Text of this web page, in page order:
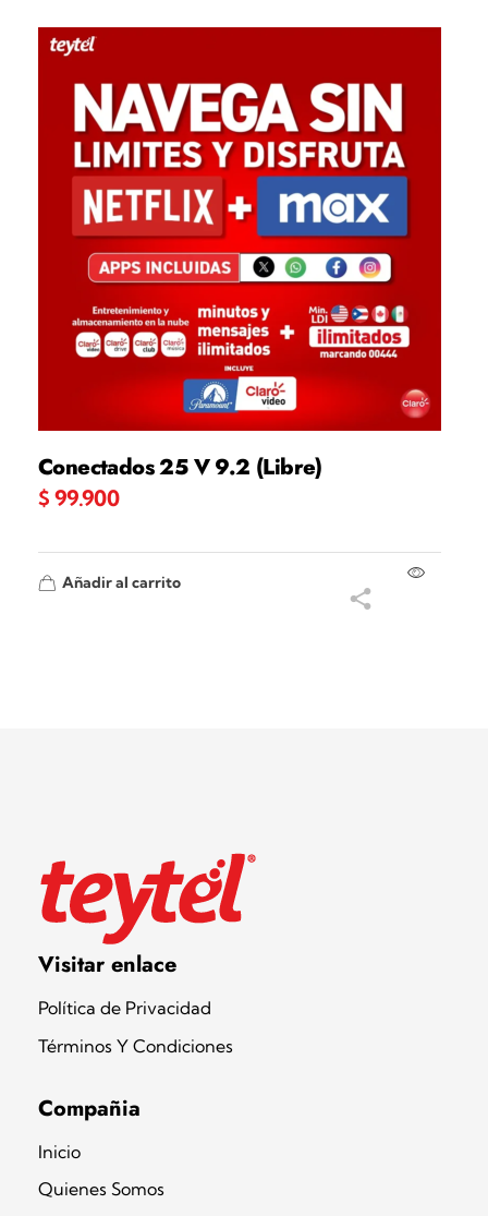
Conectados 25 V 9.2 (Libre)
$ 99.900
Añadir al carrito
Teytel S.A.S
Teytel - Distribuidor autorizado de claro
Visitar enlace
Política de Privacidad
Términos Y Condiciones
Compañia
Inicio
Quienes Somos